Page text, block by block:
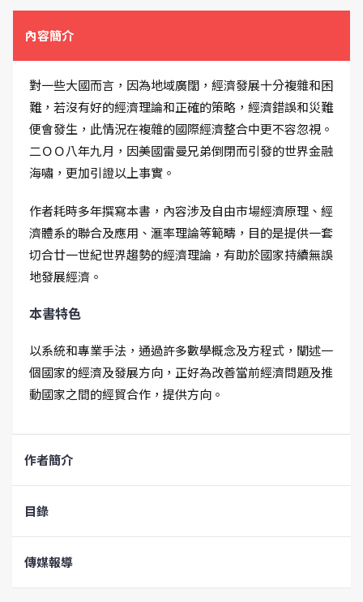
內容簡介
對一些大國而言，因為地域廣闊，經濟發展十分複雜和困
難，若沒有好的經濟理論和正確的策略，經濟錯誤和災難
便會發生，此情況在複雜的國際經濟整合中更不容忽視。
二ＯＯ八年九月，因美國雷曼兄弟倒閉而引發的世界金融
海嘯，更加引證以上事實。
作者耗時多年撰寫本書，內容涉及自由市場經濟原理、經
濟體系的聯合及應用、滙率理論等範疇，目的是提供一套
切合廿一世紀世界趨勢的經濟理論，有助於國家持續無誤
地發展經濟。
本書特色
以系統和專業手法，通過許多數學概念及方程式，闡述一
個國家的經濟及發展方向，正好為改善當前經濟問題及推
動國家之間的經貿合作，提供方向。
作者簡介
目錄
傳媒報導